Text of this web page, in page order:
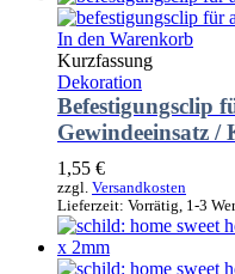
In den Warenkorb
Kurzfassung
Dekoration
Befestigungsclip
Gewindeeinsatz /
1,55 €
zzgl. Versandkosten
Lieferzeit: Vorrätig, 1-3